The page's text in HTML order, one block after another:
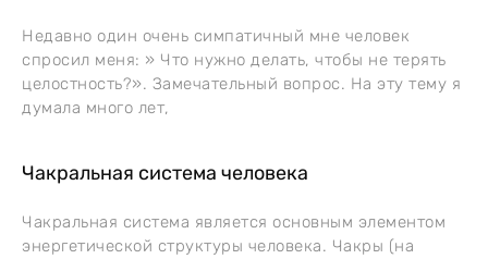
Недавно один очень симпатичный мне человек
спросил меня: » Что нужно делать, чтобы не терять
целостность?». Замечательный вопрос. На эту тему я
думала много лет,
Чакральная система человека
Чакральная система является основным элементом
энергетической структуры человека. Чакры (на